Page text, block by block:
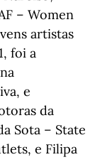
– Women
artistas
foi a
e
da
Sota – State
e Filipa